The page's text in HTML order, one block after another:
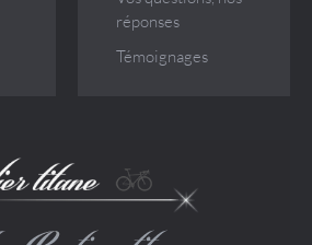
réponses
Témoignages